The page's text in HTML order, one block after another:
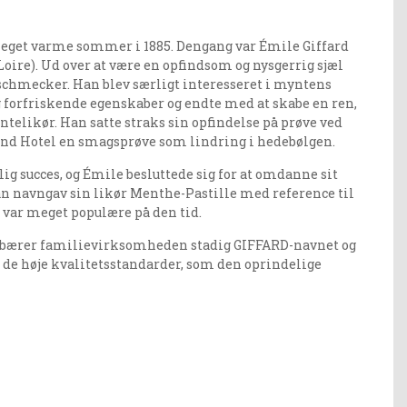
varme sommer i 1885. Dengang var Émile Giffard
Ud over at være en opfindsom og nysgerrig sjæl
Han blev særligt interesseret i myntens
egenskaber og endte med at skabe en ren,
Han satte straks sin opfindelse på prøve ved
Hotel en smagsprøve som lindring i hedebølgen.
succes, og Émile besluttede sig for at omdanne sit
navngav sin likør Menthe-Pastille med reference til
meget populære på den tid.
familievirksomheden stadig GIFFARD-navnet og
høje kvalitetsstandarder, som den oprindelige